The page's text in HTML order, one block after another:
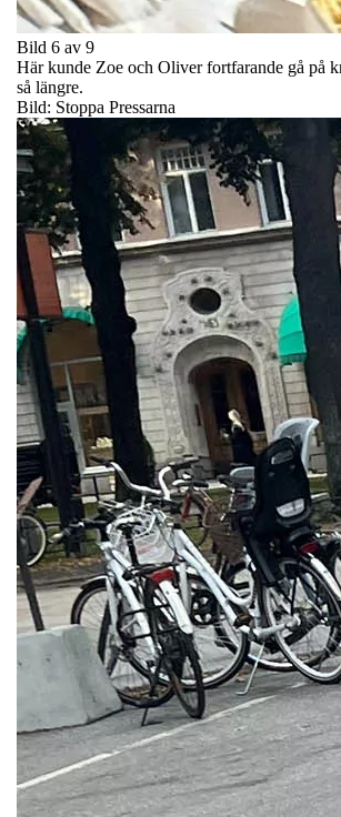
Bild 6 av 9
Här kunde Zoe och Oliver fortfarande gå på
så längre.
Bild: Stoppa Pressarna